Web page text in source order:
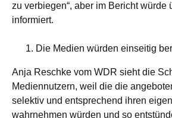
zu verbiegen“, aber im Bericht würde
informiert.
Die Medien würden einseitig
Anja Reschke vom WDR sieht die
Mediennutzern, weil die die
selektiv und entsprechend ihren
wahrnehmen würden und so